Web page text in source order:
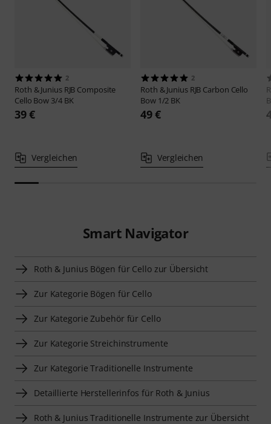
2
Roth & Junius RJB Composite
Cello Bow 3/4 BK
39 €
Vergleichen
2
Roth & Junius RJB Carbon Cello
Bow 1/2 BK
49 €
Vergleichen
Smart Navigator
Roth & Junius Bögen für Cello zur Übersicht
Zur Kategorie Bögen für Cello
Zur Kategorie Zubehör für Cello
Zur Kategorie Streichinstrumente
Zur Kategorie Traditionelle Instrumente
Detaillierte Herstellerinfos für Roth & Junius
Roth & Junius Traditionelle Instrumente zur Übersicht